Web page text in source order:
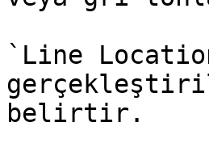
`Line
belirtir.